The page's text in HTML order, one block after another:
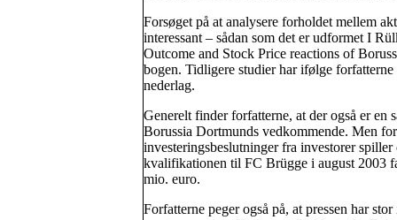
Forsøget på at analysere forholdet mellem
interessant – sådan som det er udformet I
Outcome and Stock Price reactions of
bogen. Tidligere studier har ifølge
nederlag.
Generelt finder forfatterne, at der også er
Borussia Dortmunds vedkommende. Men
investeringsbeslutninger fra investorer
kvalifikationen til FC Brügge i august 2003
mio. euro.
Forfatterne peger også på, at pressen har